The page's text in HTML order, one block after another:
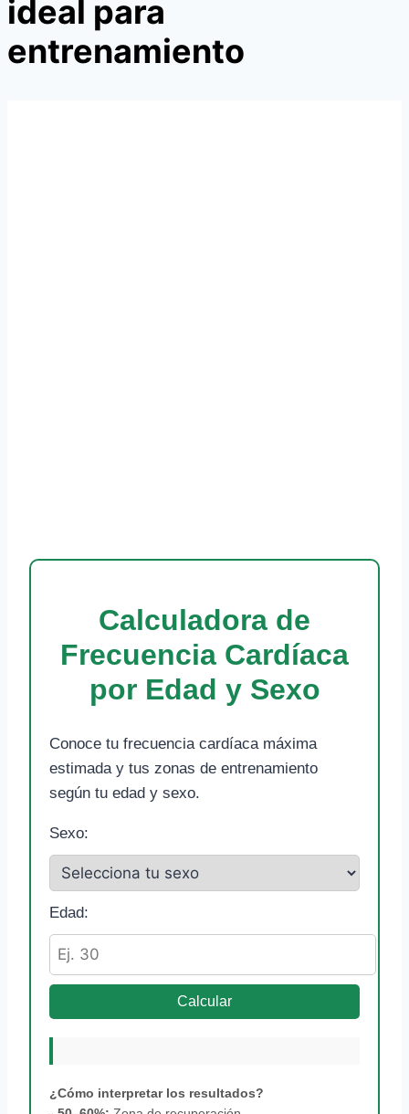
ideal para
entrenamiento
Calculadora de
Frecuencia Cardíaca
por Edad y Sexo
Conoce tu frecuencia cardíaca máxima
estimada y tus zonas de entrenamiento
según tu edad y sexo.
Sexo:
Edad:
Calcular
¿Cómo interpretar los resultados?